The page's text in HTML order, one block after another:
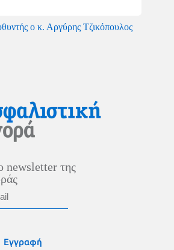
ο κ. Αργύρης Τζικόπουλος
newsletter της
Εγγραφή